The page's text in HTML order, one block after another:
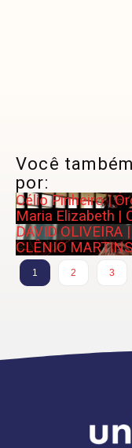
Você
por:
Célio Pinheiro |
Maria Elizabeth |
DAVID OLIVEIRA
CLÊNIO
1 2 3